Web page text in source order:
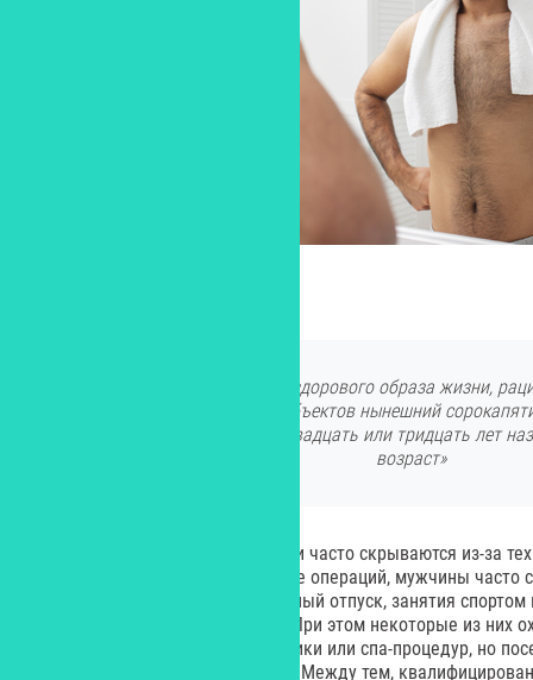
Из-за популяризации здорового образа жизни,
доступности спортивных объектов нынешний
не тот, что его ровесник двадцать или тридцать лет
возраст»
Мужские пластические операции часто скрываются из-за
к обычному кругу общения после операций, мужчины часто
внешности на хорошо проведенный отпуск, занятия
кроме вмешательства хирурга. При этом некоторые из них
использовании мужской косметики или спа-процедур, но
хирургии все еще остается табу. Между тем,